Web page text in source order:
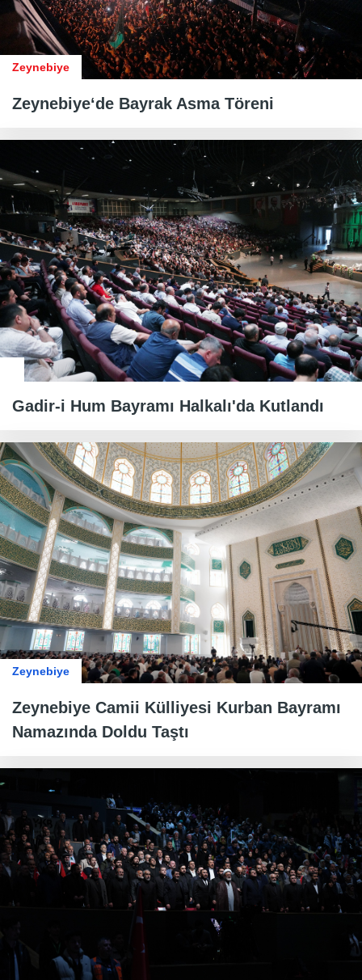
Zeynebiye
Zeynebiye‘de Bayrak Asma Töreni
Gadir-i Hum Bayramı Halkalı'da Kutlandı
Zeynebiye
Zeynebiye Camii Külliyesi Kurban Bayramı
Namazında Doldu Taştı